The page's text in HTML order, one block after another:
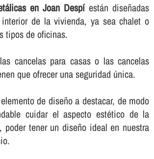
en Joan Despíestán diseñadas
de la vivienda, ya sea chalet o
tipos de oficinas.
cancelas para casas o las cancelas
que ofrecer una seguridad única.
de diseño a destacar, de modo
cuidar el aspecto estético de la
poder tener un diseño ideal en nuestra